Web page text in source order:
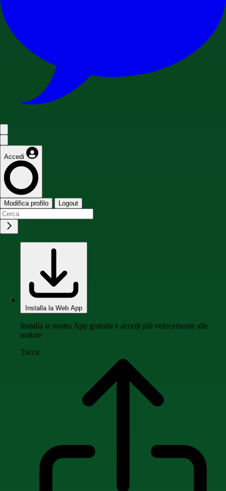
Accedi
Modifica profilo Logout
Installa la Web App
Installa la nostra App gratuita e accedi più velocemente alle
notizie
Tocca